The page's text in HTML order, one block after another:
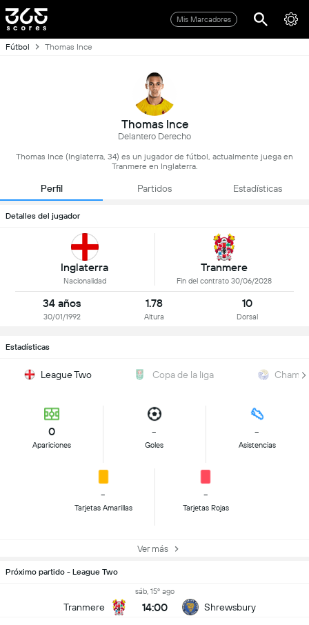
Mis Marcadores
Fútbol Thomas Ince
Thomas Ince
Delantero Derecho
Thomas Ince (Inglaterra, 34) es un jugador de fútbol, actualmente juega en
Tranmere en Inglaterra.
Perfil Partidos Estadísticas
Detalles del jugador
Inglaterra
Nacionalidad
Tranmere
Fin del contrato 30/06/2028
34 años
30/01/1992
1.78
Altura
10
Dorsal
Estadísticas
League Two Copa de la liga
0
Apariciones
-
Goles
-
Asistencias
-
Tarjetas Amarillas
-
Tarjetas Rojas
Ver más
Próximo partido - League Two
Tranmere
sáb, 15º ago
14:00 Shrewsbury